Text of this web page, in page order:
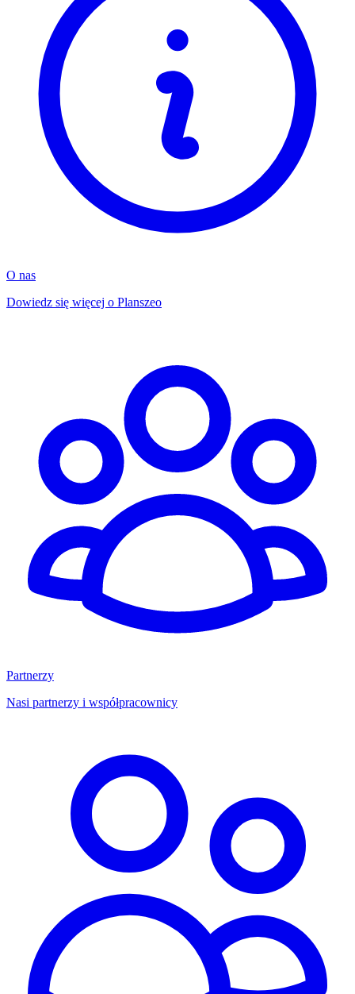
O nas
Dowiedz się więcej o Planszeo
Partnerzy
Nasi partnerzy i współpracownicy